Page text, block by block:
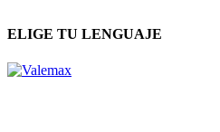
ELIGE TU LENGUAJE